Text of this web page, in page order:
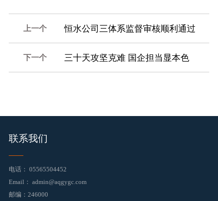
上一个 恒水公司三体系监督审核顺利通过
2026-06-22 16:43:30
下一个 三十天攻坚克难 国企担当显本色
联系我们
电话： 05565504452
Email： admin@aqgygc.com
邮编：246000